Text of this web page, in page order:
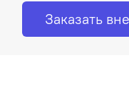
Заказать